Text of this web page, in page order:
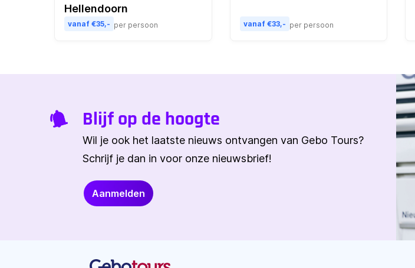
Hellendoorn
vanaf €35,- per persoon vanaf €33,- per persoon
Blijf op de hoogte
Wil je ook het laatste nieuws ontvangen van Gebo Tours?
Schrijf je dan in voor onze nieuwsbrief!
Aanmelden